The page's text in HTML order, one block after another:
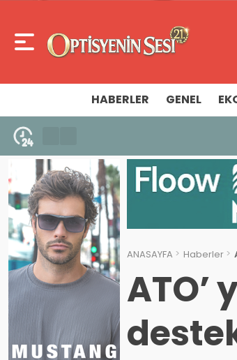
HABERLER GENEL
Bursa İdare
ANASAYFA Haberler
ATO’